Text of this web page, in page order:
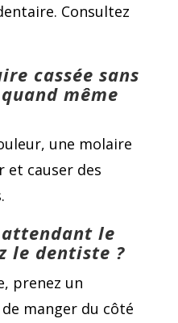
Consultez
cassée sans
même
une molaire
et causer des
le
le dentiste ?
prenez un
manger du côté